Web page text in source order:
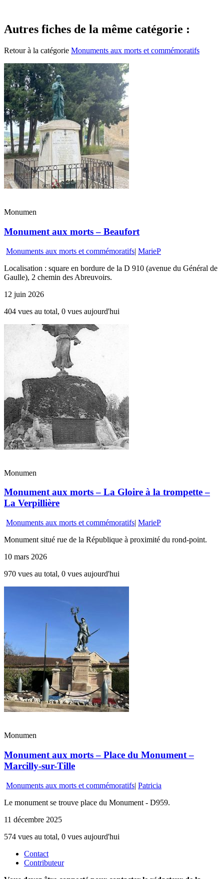
Autres fiches de la même catégorie :
Retour à la catégorie Monuments aux morts et commémoratifs
Monumen
Monument aux morts – Beaufort
Monuments aux morts et commémoratifs| MarieP
Localisation : square en bordure de la D 910 (avenue du Général de
Gaulle), 2 chemin des Abreuvoirs.
12 juin 2026
404 vues au total, 0 vues aujourd'hui
Monumen
Monument aux morts – La Gloire à la trompette –
La Verpillière
Monuments aux morts et commémoratifs| MarieP
Monument situé rue de la République à proximité du rond-point.
10 mars 2026
970 vues au total, 0 vues aujourd'hui
Monumen
Monument aux morts – Place du Monument –
Marcilly-sur-Tille
Monuments aux morts et commémoratifs| Patricia
Le monument se trouve place du Monument - D959.
11 décembre 2025
574 vues au total, 0 vues aujourd'hui
Contact
Contributeur